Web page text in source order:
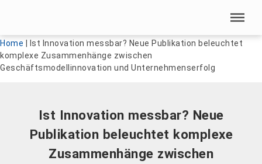
Menü überspringen
Home
Ist Innovation messbar? Neue Publikation beleuchtet
komplexe Zusammenhänge zwischen
Geschäftsmodellinnovation und Unternehmenserfolg
Ist Innovation messbar? Neue
Publikation beleuchtet komplexe
Zusammenhänge zwischen